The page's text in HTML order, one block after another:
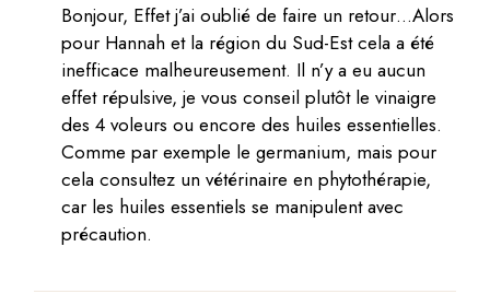
Bonjour, Effet j’ai oublié de faire un retour…Alors
pour Hannah et la région du Sud-Est cela a été
inefficace malheureusement. Il n’y a eu aucun
effet répulsive, je vous conseil plutôt le vinaigre
des 4 voleurs ou encore des huiles essentielles.
Comme par exemple le germanium, mais pour
cela consultez un vétérinaire en phytothérapie,
car les huiles essentiels se manipulent avec
précaution.